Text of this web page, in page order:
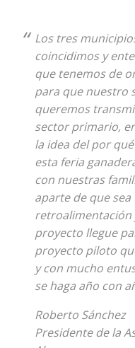
Los tres
coincidimos y
que tenemos de
para que nuestro
queremos
sector primario,
la idea del por
esta feria
con nuestras
aparte de que
retroalimentación
proyecto llegue
proyecto piloto
y con mucho
se haga año con
Roberto Sánchez
Presidente de la